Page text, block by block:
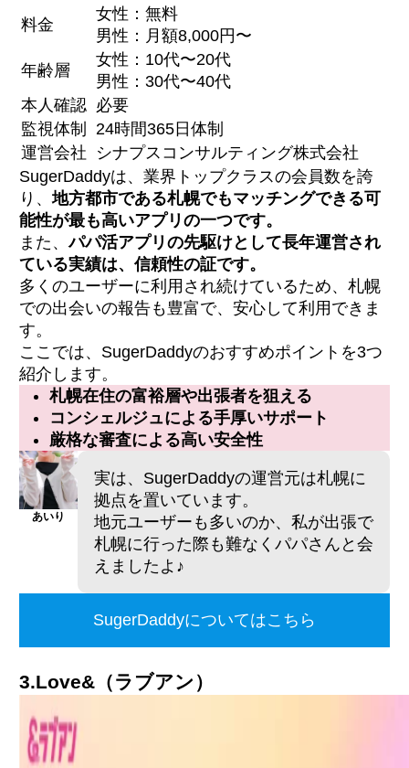
料金
女性：無料
男性：月額8,000円〜
年齢層
女性：10代〜20代
男性：30代〜40代
本人確認 必要
監視体制
24時間365日体制
運営会社
シナプスコンサルティング株式会社
SugerDaddyは、業界トップクラスの会員数を誇
り、地方都市である札幌でもマッチングできる可
能性が最も高いアプリの一つです。
また、パパ活アプリの先駆けとして長年運営され
ている実績は、信頼性の証です。
多くのユーザーに利用され続けているため、札幌
での出会いの報告も豊富で、安心して利用できま
す。
ここでは、SugerDaddyのおすすめポイントを3つ
紹介します。
札幌在住の富裕層や出張者を狙える
コンシェルジュによる手厚いサポート
厳格な審査による高い安全性
あいり
実は、SugerDaddyの運営元は札幌に
拠点を置いています。
地元ユーザーも多いのか、私が出張で
札幌に行った際も難なくパパさんと会
えましたよ♪
SugerDaddyについてはこちら
3.Love&（ラブアン ）